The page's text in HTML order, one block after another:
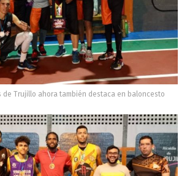
de Trujillo ahora también destaca en baloncesto